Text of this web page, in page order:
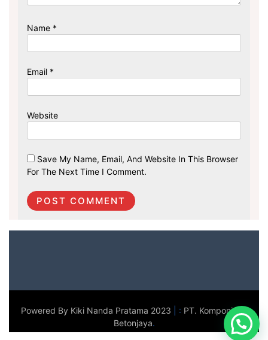
Name *
Email *
Website
Save My Name, Email, And Website In This Browser
For The Next Time I Comment.
Powered By Kiki Nanda Pratama 2023 : PT. Komponindo
Betonjaya.